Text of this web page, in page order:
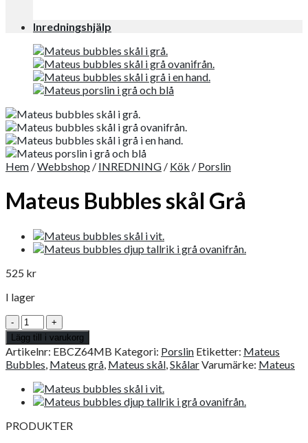
Inredningshjälp
Hem /Webbshop / INREDNING / Kök / Porslin
Mateus Bubbles skål Grå
525 kr
I lager
Mateus
Bubbles
skål
Grå
mängd
Lägg till i varukorg
Artikelnr: EBCZ64MB Kategori: Porslin Etiketter: Mateus
Bubbles, Mateus grå, Mateus skål,SkålarVarumärke: Mateus
PRODUKTER